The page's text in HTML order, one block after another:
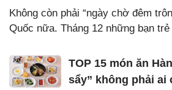
Không còn phải “ngày chờ đêm
Quốc nữa. Tháng 12 những bạn
TOP 15 món ăn
sẩy” không phải ai